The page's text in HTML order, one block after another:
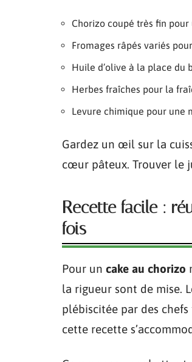
Chorizo coupé très fin
Fromages râpés variés
Huile d’olive à la place du
Herbes fraîches pour la
Levure chimique pour une
Gardez un œil sur la
cœur pâteux. Trouver le
Recette facile :
fois
Pour un cake au chorizo
la rigueur sont de mise.
plébiscitée par des chefs
cette recette